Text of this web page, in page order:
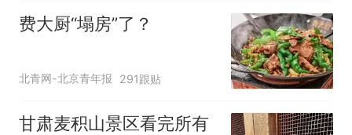
费大厨“塌房”了？
北青网-北京青年报 291跟贴
甘肃麦积山景区看完所有